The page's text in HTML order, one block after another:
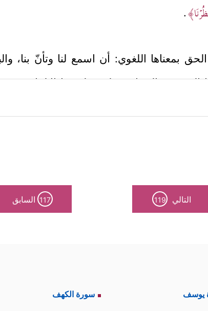
.
بمعناها اللغوي: أن اسمع لنا وتأنّ بنا،
والحماقة، ولحصول هذا الالتباس
نموذجٌ عمليٌّ لا غير، والأصل فيه النهي عن
على خطورة الحسد، ودور هذه الصفة
كَفَرُواْ مِنۡ أَهۡلِ ٱلۡكِتَـٰبِ وَلَا ٱلۡمُشۡرِكِینَ أَن یُنَزَّلَ عَلَیۡكُم مِّنۡ خَیۡرࣲ
التالي 119
117 السابق
يوسف سورة الكهف